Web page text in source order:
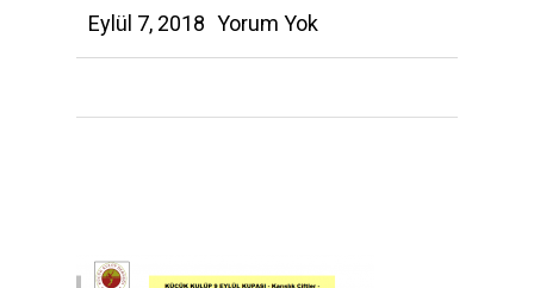
Eylül 7, 2018 Yorum Yok